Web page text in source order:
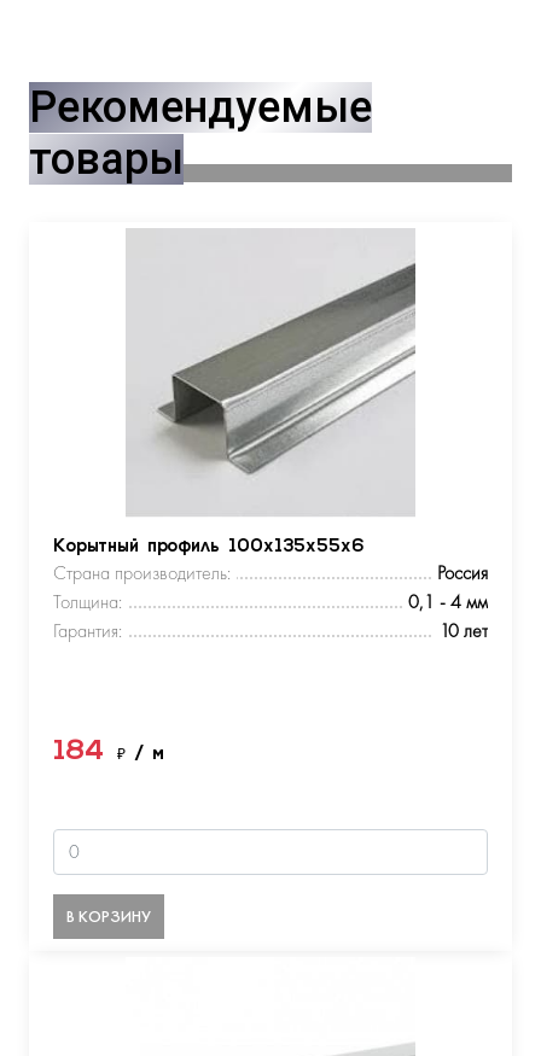
Рекомендуемые
товары
Корытный профиль 100х135х55х6
Страна производитель:
Россия
Толщина:
0,1 - 4 мм
Гарантия:
10 лет
184 ₽ / м
В КОРЗИНУ